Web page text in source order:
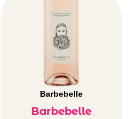
Barbebelle
Barbebelle